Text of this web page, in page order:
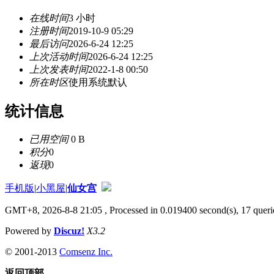
在线时间3 小时
注册时间2019-10-9 05:29
最后访问2026-6-24 12:25
上次活动时间2026-6-24 12:25
上次发表时间2022-1-8 00:50
所在时区使用系统默认
统计信息
已用空间0 B
积分0
返现0
手机版|小黑屋|仙女宫
GMT+8, 2026-8-8 21:05 , Processed in 0.019400 second(s), 17
Powered by Discuz! X3.2
© 2001-2013 Comsenz Inc.